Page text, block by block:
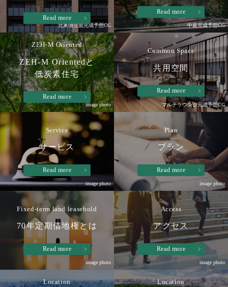
北東側立面完成予想CG
Read more
中庭完成予想CG
Read more
image photo
ZEH-M Oriented
ZEH-M Orientedと
低炭素住宅
Read more
マルチラウンジ完成予想CG
Common Space
共用空間
Read more
image photo
Service
サービス
Read more
image photo
Plan
プラン
Read more
image photo
Fixed-term land leasehold
70年定期借地権とは
Read more
image photo
Access
アクセス
Read more
Location Location